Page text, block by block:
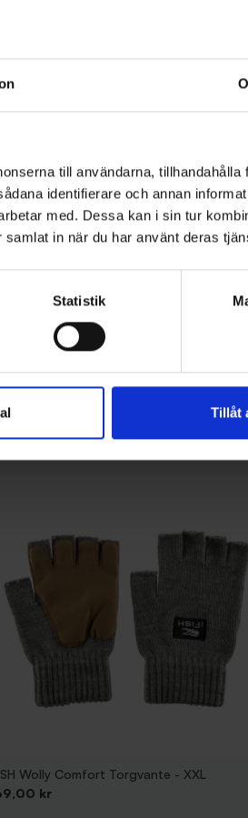
till användarna, tillhandahålla
identifierare och annan
med. Dessa kan i sin tur
in när du har använt deras
Statistik
Tillåt
Garcia
Reflex White Spinnare 12g - Orange
kr
Wolly Comfort Torgvante - XXL
kr